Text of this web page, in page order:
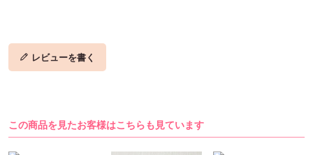
レビューを書く
この商品を見たお客様はこちらも見ています